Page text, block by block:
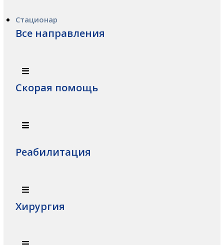
Стационар
Все направления
Скорая помощь
Реабилитация
Хирургия